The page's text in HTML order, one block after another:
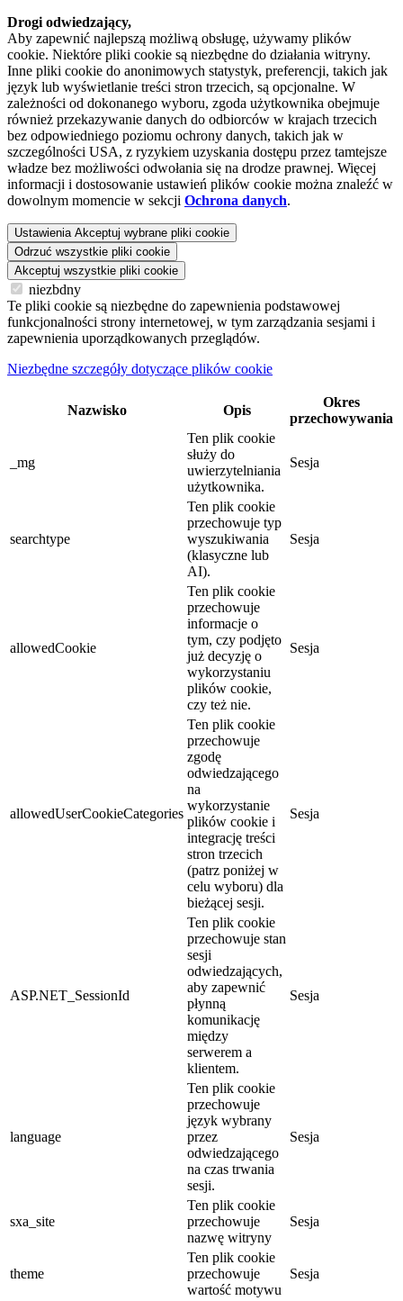
Drogi odwiedzający,
Aby zapewnić najlepszą możliwą obsługę, używamy plików
cookie. Niektóre pliki cookie są niezbędne do działania witryny.
Inne pliki cookie do anonimowych statystyk, preferencji, takich jak
język lub wyświetlanie treści stron trzecich, są opcjonalne. W
zależności od dokonanego wyboru, zgoda użytkownika obejmuje
również przekazywanie danych do odbiorców w krajach trzecich
bez odpowiedniego poziomu ochrony danych, takich jak w
szczególności USA, z ryzykiem uzyskania dostępu przez tamtejsze
władze bez możliwości odwołania się na drodze prawnej. Więcej
informacji i dostosowanie ustawień plików cookie można znaleźć w
dowolnym momencie w sekcji Ochrona danych.
Ustawienia Akceptuj wybrane pliki cookie
Odrzuć wszystkie pliki cookie
Akceptuj wszystkie pliki cookie
niezbdny
Te pliki cookie są niezbędne do zapewnienia podstawowej
funkcjonalności strony internetowej, w tym zarządzania sesjami i
zapewnienia uporządkowanych przeglądów.
Niezbędne szczegóły dotyczące plików cookie
Nazwisko Opis
Okres
przechowywania
_mg
Ten plik cookie
służy do
uwierzytelniania
użytkownika.
Sesja
searchtype
Ten plik cookie
przechowuje typ
wyszukiwania
(klasyczne lub
AI).
Sesja
allowedCookie
Ten plik cookie
przechowuje
informacje o
tym, czy podjęto
już decyzję o
wykorzystaniu
plików cookie,
czy też nie.
Sesja
allowedUserCookieCategories
Ten plik cookie
przechowuje
zgodę
odwiedzającego
na
wykorzystanie
plików cookie i
integrację treści
stron trzecich
(patrz poniżej w
celu wyboru) dla
bieżącej sesji.
Sesja
ASP.NET_SessionId
Ten plik cookie
przechowuje stan
sesji
odwiedzających,
aby zapewnić
płynną
komunikację
między
serwerem a
klientem.
Sesja
language
Ten plik cookie
przechowuje
język wybrany
przez
odwiedzającego
na czas trwania
sesji.
Sesja
sxa_site
Ten plik cookie
przechowuje
nazwę witryny
Sesja
theme
Ten plik cookie
przechowuje
wartość motywu
Sesja